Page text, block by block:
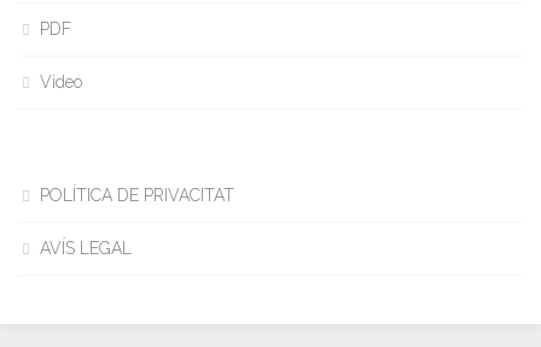
PDF
Video
POLÍTICA DE PRIVACITAT
AVÍS LEGAL